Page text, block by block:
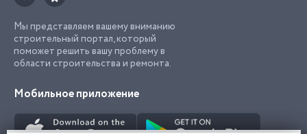
Мы представляем вашему вниманию
строительный портал, который
поможет решить вашу проблему в
области строительства и ремонта.
Мобильное приложение